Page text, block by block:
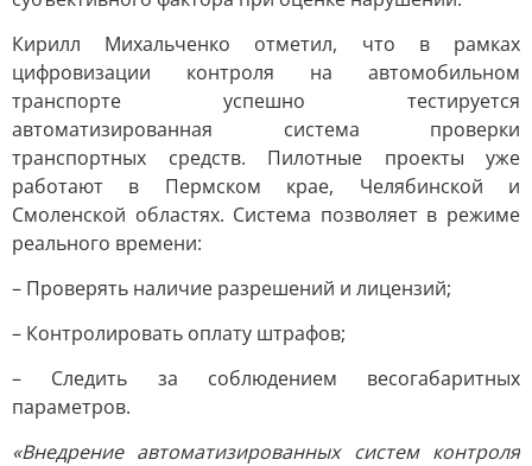
Кирилл Михальченко отметил, что в рамках
цифровизации контроля на автомобильном
транспорте успешно тестируется
автоматизированная система проверки
транспортных средств. Пилотные проекты уже
работают в Пермском крае, Челябинской и
Смоленской областях. Система позволяет в режиме
реального времени:
– Проверять наличие разрешений и лицензий;
– Контролировать оплату штрафов;
– Следить за соблюдением весогабаритных
параметров.
«Внедрение автоматизированных систем контроля